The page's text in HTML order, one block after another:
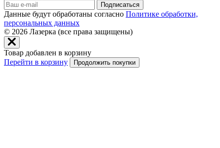
Подписаться
Данные будут обработаны согласно Политике обработки,
персональных данных
© 2026 Лазерка (все права защищены)
Товар добавлен в корзину
Перейти в корзину
Продолжить покупки